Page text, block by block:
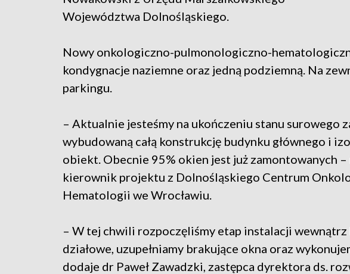
Województwa Dolnośląskiego.
Nowy onkologiczno-pulmonologiczno-
kondygnacje naziemne oraz jedną podziemną. Na
parkingu.
– Aktualnie jesteśmy na ukończeniu stanu surowego
wybudowaną całą konstrukcję budynku głównego i
obiekt. Obecnie 95% okien jest już zamontowanych –
kierownik projektu z Dolnośląskiego Centrum
Hematologii we Wrocławiu.
– W tej chwili rozpoczęliśmy etap instalacji wewnątrz
działowe, uzupełniamy brakujące okna oraz
dodaje dr Paweł Zawadzki, zastępca dyrektora ds.